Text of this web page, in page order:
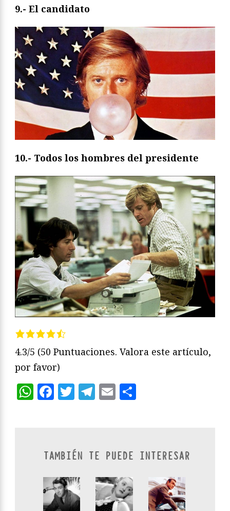
9.- El candidato
10.- Todos los hombres del presidente
4.3/5 (50 Puntuaciones. Valora este artículo,
por favor)
WhatsApp
Facebook
Twitter
Telegram
Email
TAMBIÉN TE PUEDE INTERESAR